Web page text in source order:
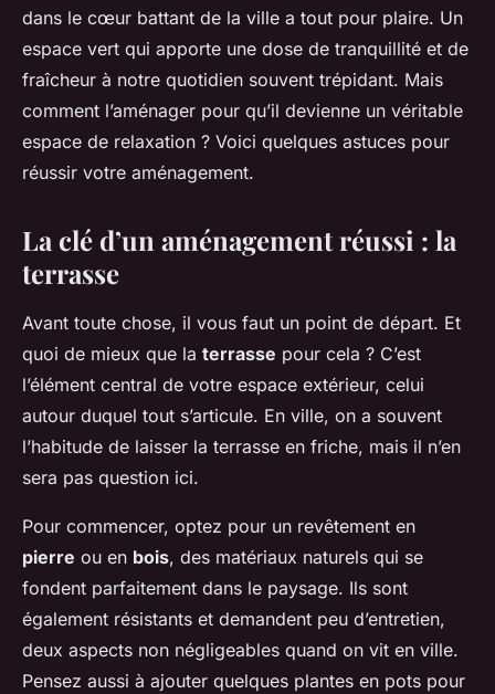
dans le cœur battant de la ville a tout pour plaire. Un
espace vert qui apporte une dose de tranquillité et de
fraîcheur à notre quotidien souvent trépidant. Mais
comment l’aménager pour qu’il devienne un véritable
espace de relaxation ? Voici quelques astuces pour
réussir votre aménagement.
La clé d’un aménagement réussi : la
terrasse
Avant toute chose, il vous faut un point de départ. Et
quoi de mieux que la terrasse pour cela ? C’est
l’élément central de votre espace extérieur, celui
autour duquel tout s’articule. En ville, on a souvent
l’habitude de laisser la terrasse en friche, mais il n’en
sera pas question ici.
Pour commencer, optez pour un revêtement en
pierre ou en bois, des matériaux naturels qui se
fondent parfaitement dans le paysage. Ils sont
également résistants et demandent peu d’entretien,
deux aspects non négligeables quand on vit en ville.
Pensez aussi à ajouter quelques plantes en pots pour